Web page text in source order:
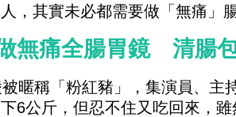
，其實未必都需要做「無痛」
無痛全腸胃鏡 清腸包
暱稱「粉紅豬」，集演員、主
6公斤，但忍不住又吃回來，